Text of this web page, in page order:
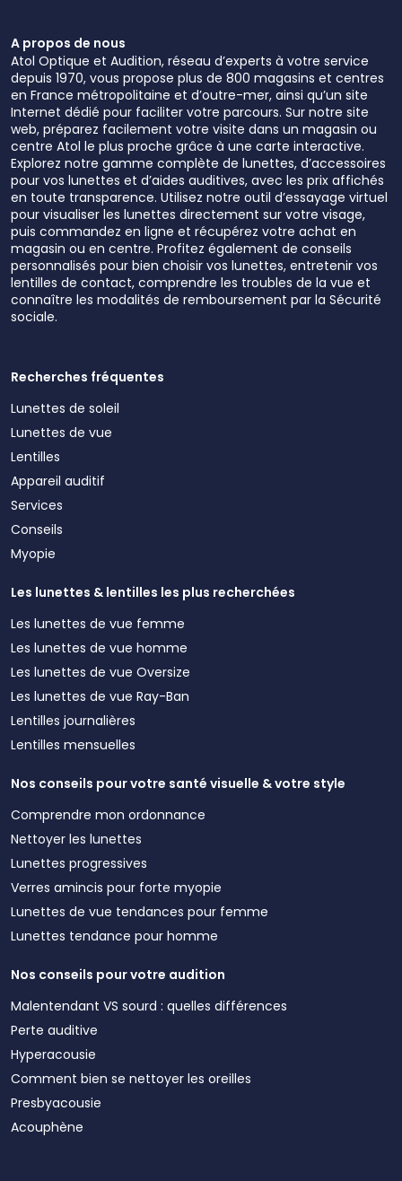
A propos de nous
Atol Optique et Audition, réseau d’experts à votre service
depuis 1970, vous propose plus de 800 magasins et centres
en France métropolitaine et d’outre-mer, ainsi qu’un site
Internet dédié pour faciliter votre parcours. Sur notre site
web, préparez facilement votre visite dans un magasin ou
centre Atol le plus proche grâce à une carte interactive.
Explorez notre gamme complète de lunettes, d’accessoires
pour vos lunettes et d’aides auditives, avec les prix affichés
en toute transparence. Utilisez notre outil d’essayage virtuel
pour visualiser les lunettes directement sur votre visage,
puis commandez en ligne et récupérez votre achat en
magasin ou en centre. Profitez également de conseils
personnalisés pour bien choisir vos lunettes, entretenir vos
lentilles de contact, comprendre les troubles de la vue et
connaître les modalités de remboursement par la Sécurité
sociale.
Recherches fréquentes
Lunettes de soleil
Lunettes de vue
Lentilles
Appareil auditif
Services
Conseils
Myopie
Les lunettes & lentilles les plus recherchées
Les lunettes de vue femme
Les lunettes de vue homme
Les lunettes de vue Oversize
Les lunettes de vue Ray-Ban
Lentilles journalières
Lentilles mensuelles
Nos conseils pour votre santé visuelle & votre style
Comprendre mon ordonnance
Nettoyer les lunettes
Lunettes progressives
Verres amincis pour forte myopie
Lunettes de vue tendances pour femme
Lunettes tendance pour homme
Nos conseils pour votre audition
Malentendant VS sourd : quelles différences
Perte auditive
Hyperacousie
Comment bien se nettoyer les oreilles
Presbyacousie
Acouphène